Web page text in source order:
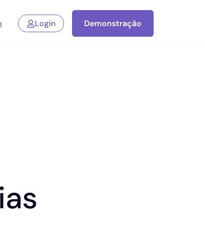
Login Demonstração